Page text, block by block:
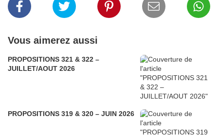
Vous aimerez aussi
PROPOSITIONS 321 & 322 –
JUILLET/AOUT 2026
PROPOSITIONS 319 & 320 – JUIN 2026